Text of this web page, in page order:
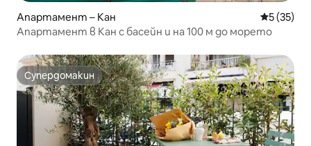
Апартамент – Кан Средна
5 (35)
Апартамент в Кан с басейн и на 100 м до морето
Супердомакин
Супердомакин